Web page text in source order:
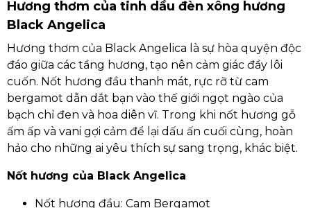
Hương thơm của tinh dầu đèn xông hương
Black Angelica
Hương thơm của Black Angelica là sự hòa quyện độc
đáo giữa các tầng hương, tạo nên cảm giác đầy lôi
cuốn. Nốt hương đầu thanh mát, rực rỡ từ cam
bergamot dẫn dắt bạn vào thế giới ngọt ngào của
bạch chỉ đen và hoa diên vĩ. Trong khi nốt hương gỗ
ấm ấp và vani gợi cảm để lại dấu ấn cuối cùng, hoàn
hảo cho những ai yêu thích sự sang trọng, khác biệt.
Nốt hương của Black Angelica
Nốt hương đầu: Cam Bergamot